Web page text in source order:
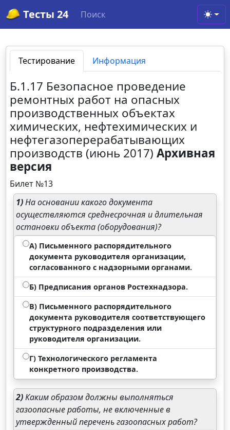
Тесты 24 Поиск
Тестирование Информация
Б.1.17 Безопасное проведение
ремонтных работ на опасных
производственных объектах
химических, нефтехимических и
нефтегазоперерабатывающих
производств (июнь 2017)Архивная
версия
Билет №13
1)На основании какого документа
осуществляются среднесрочная и длительная
остановки объекта (оборудования)?
А) Письменного распорядительного
документа руководителя организации,
согласованного с надзорными органами.
Б) Предписания органов Ростехнадзора.
В) Письменного распорядительного
документа руководителя соответствующего
структурного подразделения или
руководителя организации.
Г) Технологического регламента
конкретного производства.
2)Каким образом должны выполняться
газоопасные работы, не включенные в
утвержденный перечень газоопасных работ?